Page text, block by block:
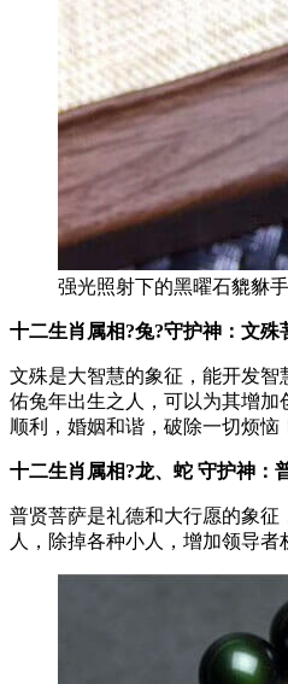
强光照射下的黑曜石貔貅
十二生肖属相?兔?守护神：文殊
文殊是大智慧的象征，能开发
佑兔年出生之人，可以为其增
顺利，婚姻和谐，破除一切烦恼
十二生肖属相?龙、蛇 守护神：
普贤菩萨是礼德和大行愿的象征
人，除掉各种小人，增加领导者